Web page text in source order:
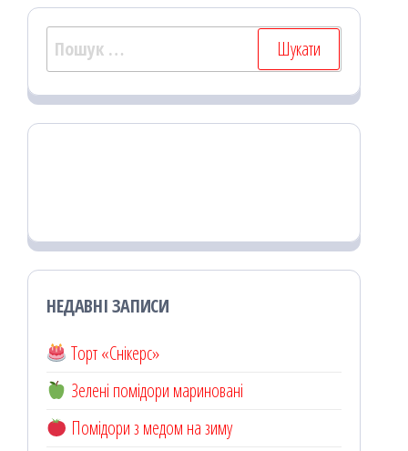
Пошук:
НЕДАВНІ ЗАПИСИ
Торт «Снікерс»
Зелені помідори мариновані
Помідори з медом на зиму